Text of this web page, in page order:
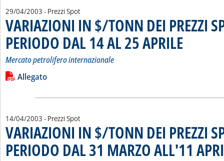
29/04/2003 - Prezzi Spot
VARIAZIONI IN $/TONN DEI PREZZI
PERIODO DAL 14 AL 25 APRILE
Mercato petrolifero internazionale
Leggi tutta la notizia: 'VARIAZIONI IN $/TONN DEI PREZZI
Lista allegati PDF alla notizia
Allegato
14/04/2003 - Prezzi Spot
VARIAZIONI IN $/TONN DEI PREZZI
PERIODO DAL 31 MARZO ALL'11